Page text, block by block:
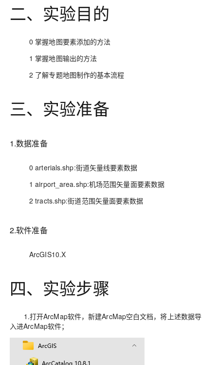
二、实验目的
0 掌握地图要素添加的方法
1 掌握地图输出的方法
2 了解专题地图制作的基本流程
三、实验准备
1.数据准备
0 arterials.shp:街道矢量线要素数据
1 airport_area.shp:机场范围矢量面要素数据
2 tracts.shp:街道范围矢量面要素数据
2.软件准备
ArcGIS10.X
四、实验步骤
1.打开ArcMap软件，新建ArcMap空白文档，将上述数据导
入进ArcMap软件；